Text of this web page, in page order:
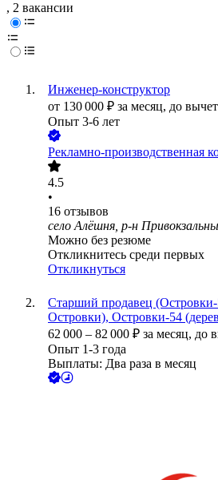
, 2 вакансии
Инженер-конструктор
от 130 000 ₽ за месяц, до
Опыт 3-6 лет
Рекламно-производственная
4.5
•
16 отзывов
село Алёшня, р-н
Можно без резюме
Откликнитесь среди первых
Откликнуться
Старший продавец (Островки-
Островки), Островки-54
62 000 – 82 000 ₽ за месяц, до
Опыт 1-3 года
Выплаты: Два раза в месяц